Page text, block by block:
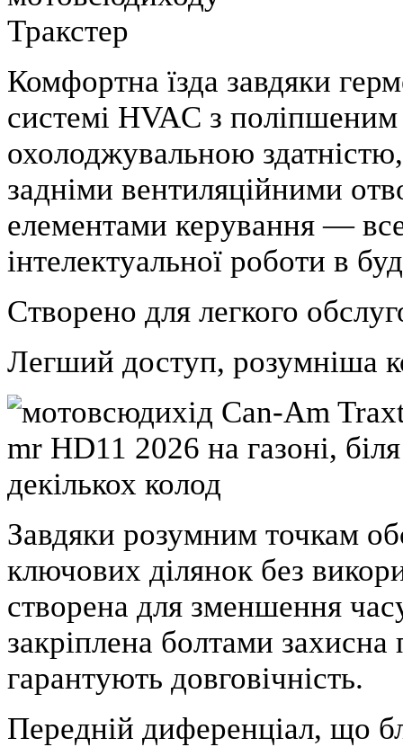
Комфортна їзда завдяки
системі HVAC з
охолоджувальною
задніми вентиляційними
елементами керування —
інтелектуальної роботи в
Створено для легкого
Легший доступ, розумніша
Завдяки розумним точкам
ключових ділянок без
створена для зменшення
закріплена болтами захисна
гарантують довговічність.
Передній диференціал, що